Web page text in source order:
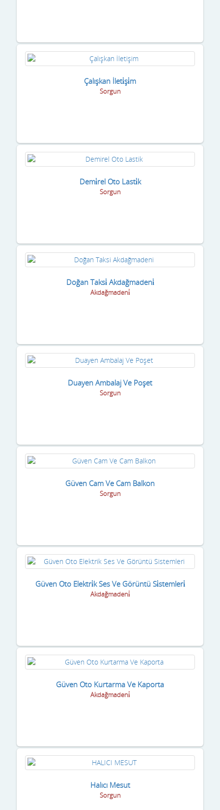
Çalışkan İleti̇şi̇m
Sorgun
Demi̇rel Oto Lasti̇k
Sorgun
Doğan Taksi̇ Akdağmadeni̇
Akdağmadeni̇
Duayen Ambalaj Ve Poşet
Sorgun
Güven Cam Ve Cam Balkon
Sorgun
Güven Oto Elektri̇k Ses Ve Görüntü Si̇stemleri̇
Akdağmadeni̇
Güven Oto Kurtarma Ve Kaporta
Akdağmadeni̇
Halıcı Mesut
Sorgun